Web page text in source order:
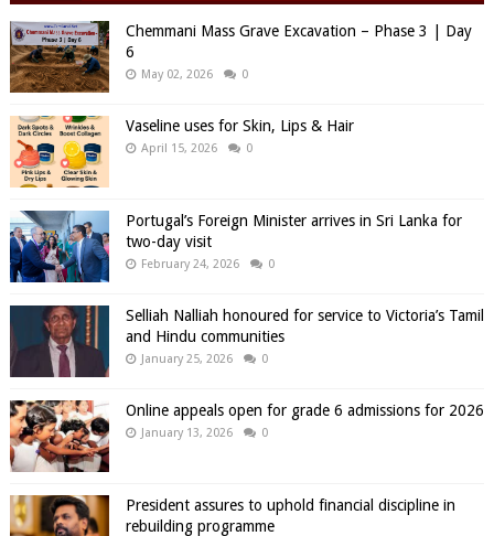
Chemmani Mass Grave Excavation – Phase 3 | Day
6
May 02, 2026 0
Vaseline uses for Skin, Lips & Hair
April 15, 2026 0
Portugal’s Foreign Minister arrives in Sri Lanka for
two-day visit
February 24, 2026 0
Selliah Nalliah honoured for service to Victoria’s Tamil
and Hindu communities
January 25, 2026 0
Online appeals open for grade 6 admissions for 2026
January 13, 2026 0
President assures to uphold financial discipline in
rebuilding programme